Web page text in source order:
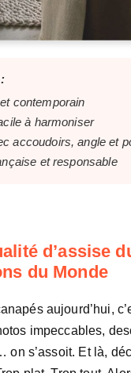
:
contemporain
à harmoniser
accoudoirs, angle et
et responsable
d’assise
du Monde
aujourd’hui,
impeccables,
on s’assoit. Et là,